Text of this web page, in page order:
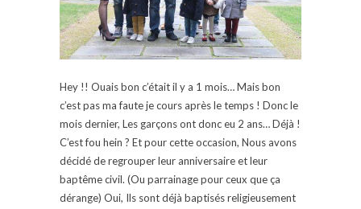
Hey !! Ouais bon c’était il y a 1 mois… Mais bon
c’est pas ma faute je cours après le temps ! Donc le
mois dernier, Les garçons ont donc eu 2 ans… Déjà !
C’est fou hein ? Et pour cette occasion, Nous avons
décidé de regrouper leur anniversaire et leur
baptême civil. (Ou parrainage pour ceux que ça
dérange) Oui, Ils sont déjà baptisés religieusement